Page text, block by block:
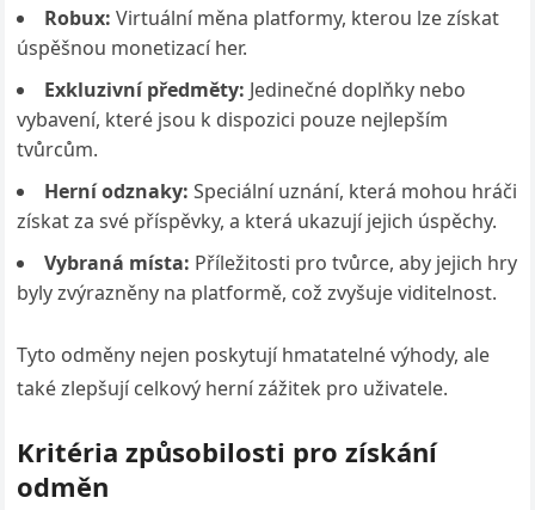
Robux: Virtuální měna platformy, kterou lze získat
úspěšnou monetizací her.
Exkluzivní předměty: Jedinečné doplňky nebo
vybavení, které jsou k dispozici pouze nejlepším
tvůrcům.
Herní odznaky: Speciální uznání, která mohou hráči
získat za své příspěvky, a která ukazují jejich úspěchy.
Vybraná místa: Příležitosti pro tvůrce, aby jejich hry
byly zvýrazněny na platformě, což zvyšuje viditelnost.
Tyto odměny nejen poskytují hmatatelné výhody, ale
také zlepšují celkový herní zážitek pro uživatele.
Kritéria způsobilosti pro získání
odměn